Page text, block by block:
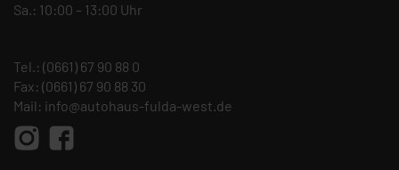
Sa.: 10:00 – 13:00 Uhr
Tel.: (0661) 67 90 88 0
Fax: (0661) 67 90 88 30
Mail: info@autohaus-fulda-west.de